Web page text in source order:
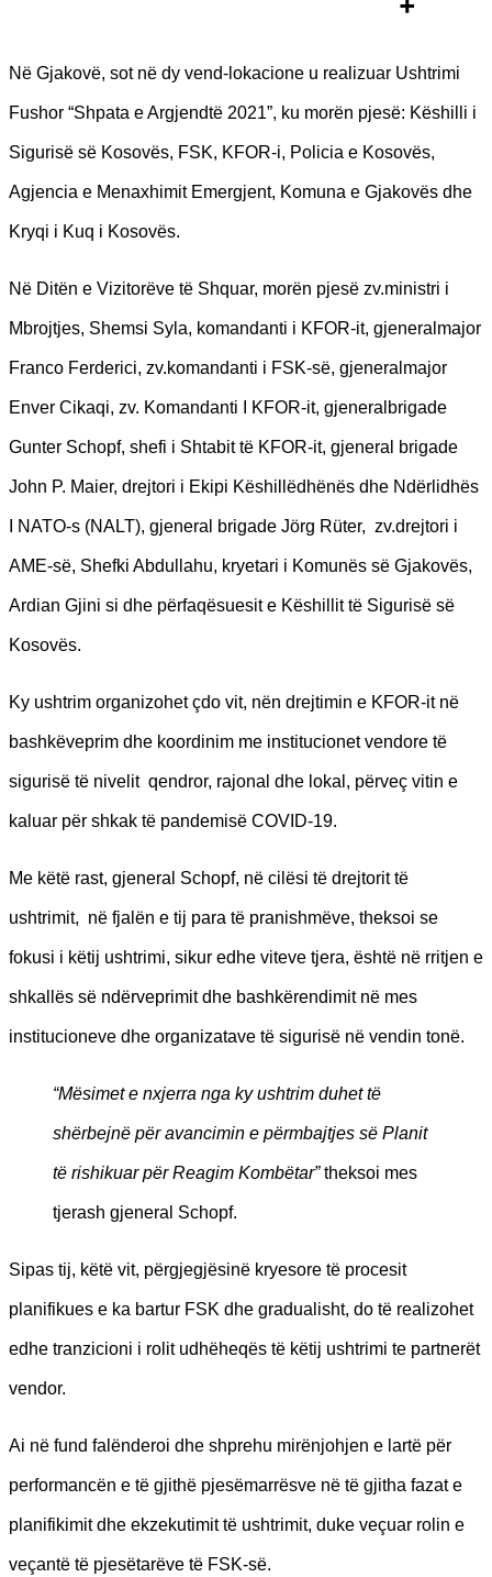
Në Gjakovë, sot në dy vend-lokacione u realizuar Ushtrimi
Fushor “Shpata e Argjendtë 2021”, ku morën pjesë: Këshilli i
Sigurisë së Kosovës, FSK, KFOR-i, Policia e Kosovës,
Agjencia e Menaxhimit Emergjent, Komuna e Gjakovës dhe
Kryqi i Kuq i Kosovës.
Në Ditën e Vizitorëve të Shquar, morën pjesë zv.ministri i
Mbrojtjes, Shemsi Syla, komandanti i KFOR-it, gjeneralmajor
Franco Ferderici, zv.komandanti i FSK-së, gjeneralmajor
Enver Cikaqi, zv. Komandanti I KFOR-it, gjeneralbrigade
Gunter Schopf, shefi i Shtabit të KFOR-it, gjeneral brigade
John P. Maier, drejtori i Ekipi Këshillëdhënës dhe Ndërlidhës
I NATO-s (NALT), gjeneral brigade Jörg Rüter, zv.drejtori i
AME-së, Shefki Abdullahu, kryetari i Komunës së Gjakovës,
Ardian Gjini si dhe përfaqësuesit e Këshillit të Sigurisë së
Kosovës.
Ky ushtrim organizohet çdo vit, nën drejtimin e KFOR-it në
bashkëveprim dhe koordinim me institucionet vendore të
sigurisë të nivelit qendror, rajonal dhe lokal, përveç vitin e
kaluar për shkak të pandemisë COVID-19.
Me këtë rast, gjeneral Schopf, në cilësi të drejtorit të
ushtrimit, në fjalën e tij para të pranishmëve, theksoi se
fokusi i këtij ushtrimi, sikur edhe viteve tjera, është në rritjen e
shkallës së ndërveprimit dhe bashkërendimit në mes
institucioneve dhe organizatave të sigurisë në vendin tonë.
“Mësimet e nxjerra nga ky ushtrim duhet të
shërbejnë për avancimin e përmbajtjes së Planit
të rishikuar për Reagim Kombëtar”theksoi mes
tjerash gjeneral Schopf.
Sipas tij, këtë vit, përgjegjësinë kryesore të procesit
planifikues e ka bartur FSK dhe gradualisht, do të realizohet
edhe tranzicioni i rolit udhëheqës të këtij ushtrimi te partnerët
vendor.
Ai në fund falënderoi dhe shprehu mirënjohjen e lartë për
performancën e të gjithë pjesëmarrësve në të gjitha fazat e
planifikimit dhe ekzekutimit të ushtrimit, duke veçuar rolin e
veçantë të pjesëtarëve të FSK-së.